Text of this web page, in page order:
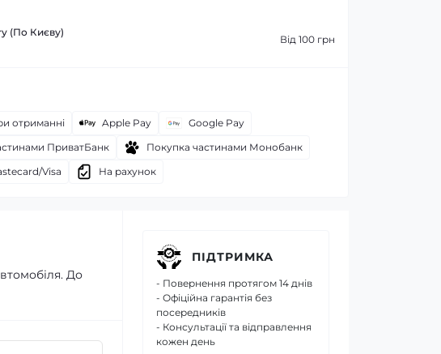
(По Києву)
Від 100 грн
отриманні Apple Pay
Google Pay
ПриватБанк
Покупка частинами Монобанк
Visa
На рахунок
До
ПІДТРИМКА
- Повернення протягом 14 днів
- Офіційна гарантія без
посередників
- Консультації та відправлення
кожен день